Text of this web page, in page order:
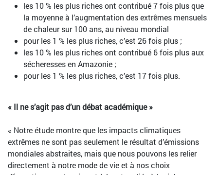
les 10 % les plus riches ont contribué 7 fois plus que
la moyenne à l’augmentation des extrêmes mensuels
de chaleur sur 100 ans, au niveau mondial
pour les 1 % les plus riches, c’est 26 fois plus ;
les 10 % les plus riches ont contribué 6 fois plus aux
sécheresses en Amazonie ;
pour les 1 % les plus riches, c’est 17 fois plus.
« Il ne s’agit pas d’un débat académique »
« Notre étude montre que les impacts climatiques
extrêmes ne sont pas seulement le résultat d’émissions
mondiales abstraites, mais que nous pouvons les relier
directement à notre mode de vie et à nos choix